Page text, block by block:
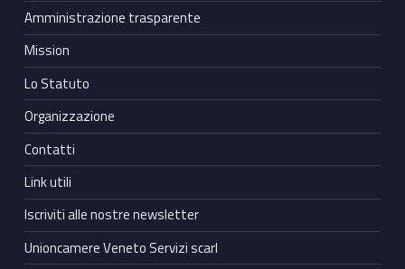
Amministrazione trasparente
Mission
Lo Statuto
Organizzazione
Contatti
Link utili
Iscriviti alle nostre newsletter
Unioncamere Veneto Servizi scarl